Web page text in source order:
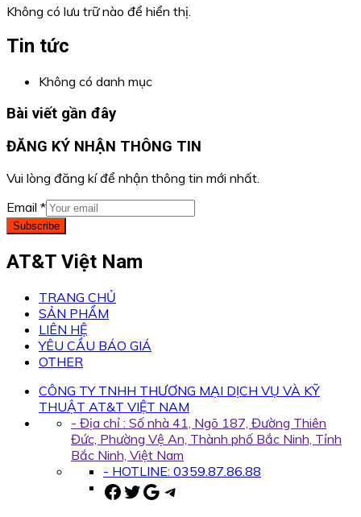
Không có lưu trữ nào để hiển thị.
Tin tức
Không có danh mục
Bài viết gần đây
ĐĂNG KÝ NHẬN THÔNG TIN
Vui lòng đăng kí để nhận thông tin mới nhất.
Email *
Subscribe
AT&T Việt Nam
TRANG CHỦ
SẢN PHẨM
LIÊN HỆ
YÊU CẦU BÁO GIÁ
OTHER
CÔNG TY TNHH THƯƠNG MẠI DỊCH VỤ VÀ KỸ
THUẬT AT&T VIỆT NAM
- Địa chỉ : Số nhà 41, Ngõ 187, Đường Thiên
Đức, Phường Vệ An, Thành phố Bắc Ninh, Tỉnh
Bắc Ninh, Việt Nam
- HOTLINE: 0359.87.86.88
Facebook
Twitter
Google
Telegram